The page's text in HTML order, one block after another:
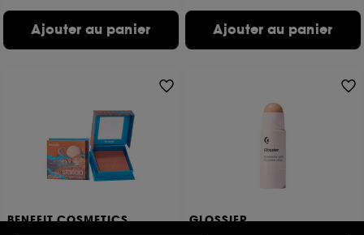
Ajouter au panier Ajouter au panier
BENEFIT COSMETICS
GLOSSIER